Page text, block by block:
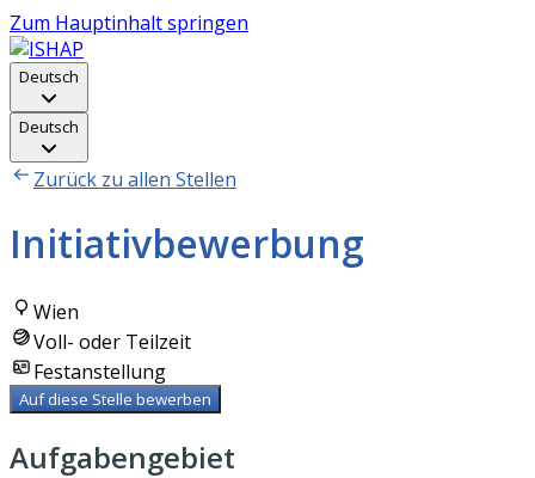
Zum Hauptinhalt springen
Deutsch
Deutsch
Zurück zu allen Stellen
Initiativbewerbung
Wien
Voll- oder Teilzeit
Festanstellung
Auf diese Stelle bewerben
Aufgabengebiet